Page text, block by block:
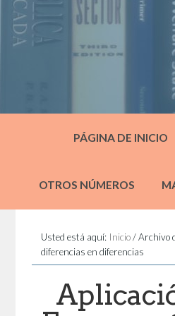
PÁGINA DE INICIO
OTROS NÚMEROS
Usted está aquí: Inicio /Archivo
diferencias en diferencias